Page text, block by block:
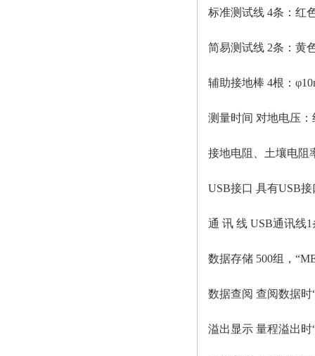
标准测试线 4条：红
简易测试线 2条：黄
辅助接地棒 4根：
测量时间 对地电压：
接地电阻、土壤电阻
USB接口 具有USB
通 讯 线 USB通讯线1
数据存储 500组，
数据查阅 查阅数据时
溢出显示 量程溢出时